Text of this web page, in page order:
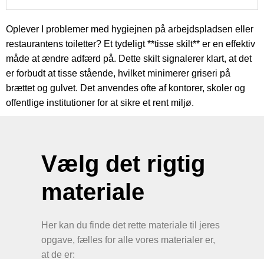
Oplever I problemer med hygiejnen på arbejdspladsen eller
restaurantens toiletter? Et tydeligt **tisse skilt** er en effektiv
måde at ændre adfærd på. Dette skilt signalerer klart, at det
er forbudt at tisse stående, hvilket minimerer griseri på
brættet og gulvet. Det anvendes ofte af kontorer, skoler og
offentlige institutioner for at sikre et rent miljø.
Vælg det rigtig
materiale
Her kan du finde det rette materiale til jeres
opgave, fælles for alle vores materialer er,
at de er: